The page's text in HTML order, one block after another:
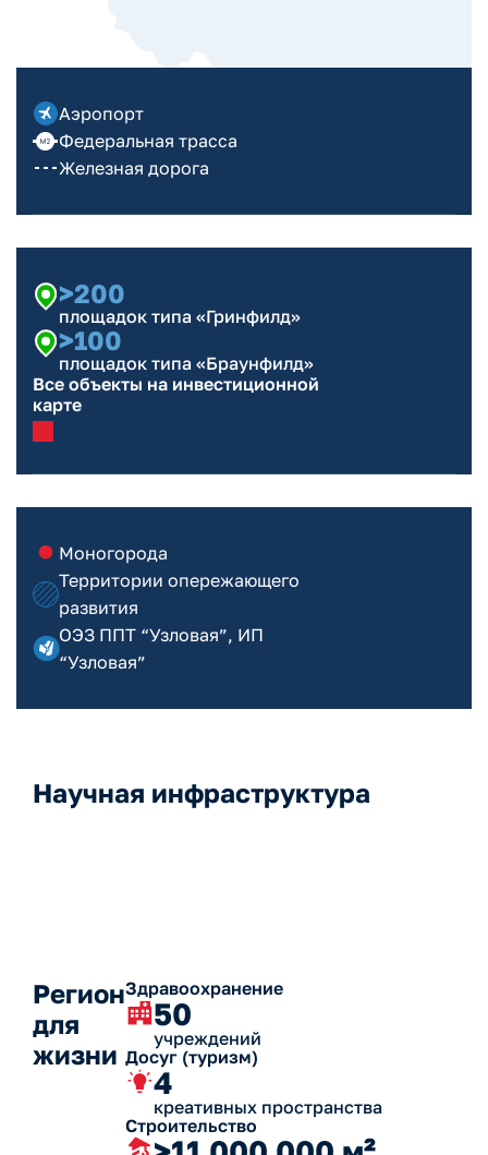
Аэропорт
Федеральная трасса
Железная дорога
>200
площадок типа «Гринфилд»
>100
площадок типа «Браунфилд»
Все объекты на инвестиционной
карте
Моногорода
Территории опережающего
развития
ОЭЗ ППТ “Узловая”, ИП
“Узловая”
Научная инфраструктура
Регион
для
жизни
Здравоохранение
50
учреждений
Досуг (туризм)
4
креативных пространства
Строительство